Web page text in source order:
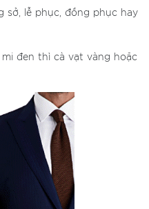
lễ phục, đồng phục hay
đen thì cà vạt vàng hoặc